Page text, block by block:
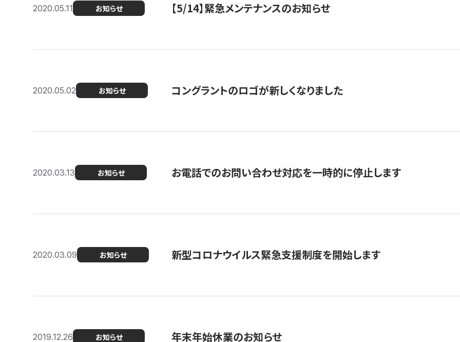
2020.05.11 お知らせ 【5/14】緊急メンテナンスのお知らせ
2020.05.02 お知らせ コングラントのロゴが新しくなりました
2020.03.13 お知らせ お電話でのお問い合わせ対応を一時的に停止します
2020.03.09 お知らせ 新型コロナウイルス緊急支援制度を開始します
2019.12.26 お知らせ 年末年始休業のお知らせ